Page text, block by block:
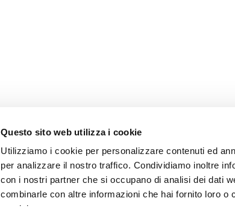
Questo sito web utilizza i cookie
Utilizziamo i cookie per personalizzare contenuti ed
per analizzare il nostro traffico. Condividiamo inoltre
con i nostri partner che si occupano di analisi dei dati
combinarle con altre informazioni che hai fornito loro o